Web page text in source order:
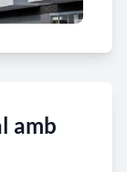
amb